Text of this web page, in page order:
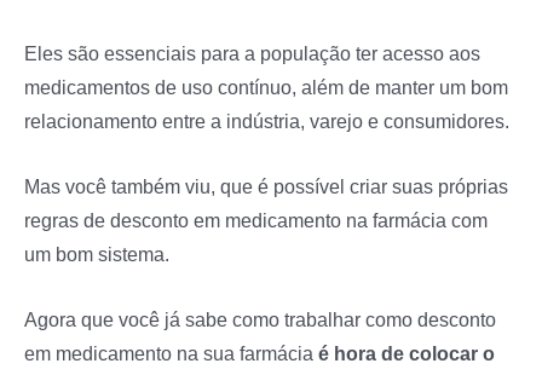
Eles são essenciais para a população ter acesso aos
medicamentos de uso contínuo, além de manter um bom
relacionamento entre a indústria, varejo e consumidores.
Mas você também viu, que é possível criar suas próprias
regras de desconto em medicamento na farmácia com
um bom sistema.
Agora que você já sabe como trabalhar como desconto
em medicamento na sua farmácia é hora de colocar o